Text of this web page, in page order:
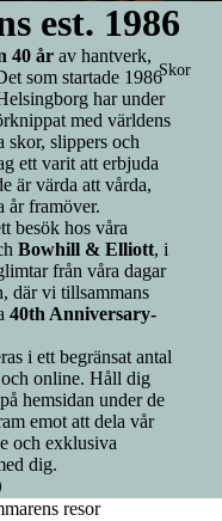
Skor
est. 1986
40 år av hantverk,
som startade 1986
har under
med världens
skor, slippers och
ett varit att erbjuda
är värda att vårda,
år framöver.
besök hos våra
Bowhill & Elliott, i
från våra dagar
vi tillsammans
40th Anniversary-
i ett begränsat antal
online. Håll dig
hemsidan under de
emot att dela vår
och exklusiva
dig.
resor